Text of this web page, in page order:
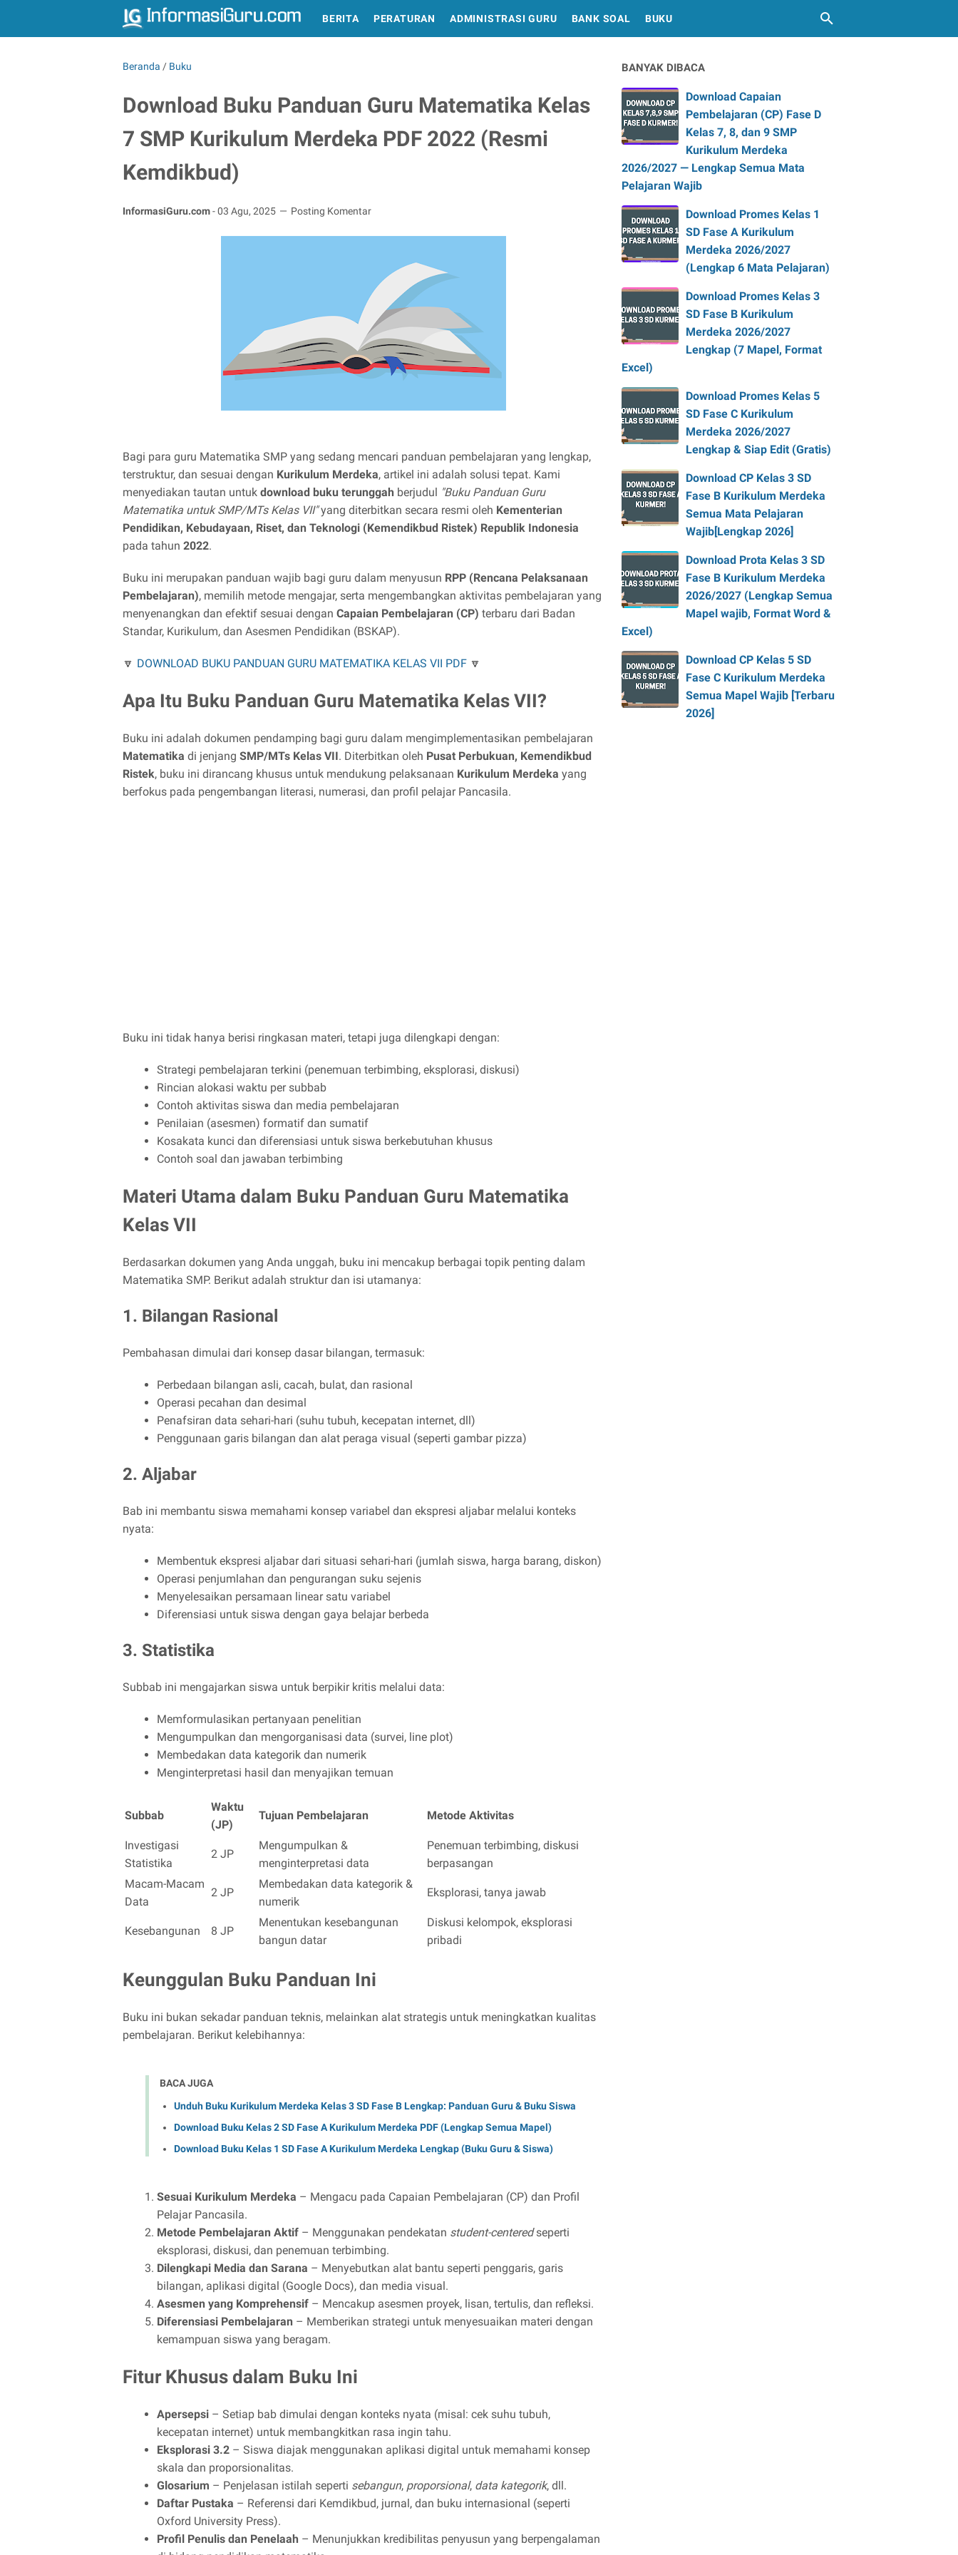
BERITA PERATURAN ADMINISTRASI GURU BANK SOAL BUKU
Beranda / Buku
Download Buku Panduan Guru Matematika Kelas
7 SMP Kurikulum Merdeka PDF 2022 (Resmi
Kemdikbud)
InformasiGuru.com-03 Agu, 2025 Posting Komentar
Bagi para guru Matematika SMP yang sedang mencari panduan pembelajaran yang lengkap,
terstruktur, dan sesuai dengan Kurikulum Merdeka, artikel ini adalah solusi tepat. Kami
menyediakan tautan untuk download buku terunggah berjudul "Buku Panduan Guru
Matematika untuk SMP/MTs Kelas VII"yang diterbitkan secara resmi oleh Kementerian
Pendidikan, Kebudayaan, Riset, dan Teknologi (Kemendikbud Ristek) Republik Indonesia
pada tahun 2022.
Buku ini merupakan panduan wajib bagi guru dalam menyusun RPP (Rencana Pelaksanaan
Pembelajaran), memilih metode mengajar, serta mengembangkan aktivitas pembelajaran yang
menyenangkan dan efektif sesuai dengan Capaian Pembelajaran (CP) terbaru dari Badan
Standar, Kurikulum, dan Asesmen Pendidikan (BSKAP).
🔽 DOWNLOAD BUKU PANDUAN GURU MATEMATIKA KELAS VII PDF 🔽
Apa Itu Buku Panduan Guru Matematika Kelas VII?
Buku ini adalah dokumen pendamping bagi guru dalam mengimplementasikan pembelajaran
Matematika di jenjang SMP/MTs Kelas VII. Diterbitkan oleh Pusat Perbukuan, Kemendikbud
Ristek, buku ini dirancang khusus untuk mendukung pelaksanaan Kurikulum Merdeka yang
berfokus pada pengembangan literasi, numerasi, dan profil pelajar Pancasila.
Buku ini tidak hanya berisi ringkasan materi, tetapi juga dilengkapi dengan:
Strategi pembelajaran terkini (penemuan terbimbing, eksplorasi, diskusi)
Rincian alokasi waktu per subbab
Contoh aktivitas siswa dan media pembelajaran
Penilaian (asesmen) formatif dan sumatif
Kosakata kunci dan diferensiasi untuk siswa berkebutuhan khusus
Contoh soal dan jawaban terbimbing
Materi Utama dalam Buku Panduan Guru Matematika
Kelas VII
Berdasarkan dokumen yang Anda unggah, buku ini mencakup berbagai topik penting dalam
Matematika SMP. Berikut adalah struktur dan isi utamanya:
1. Bilangan Rasional
Pembahasan dimulai dari konsep dasar bilangan, termasuk:
Perbedaan bilangan asli, cacah, bulat, dan rasional
Operasi pecahan dan desimal
Penafsiran data sehari-hari (suhu tubuh, kecepatan internet, dll)
Penggunaan garis bilangan dan alat peraga visual (seperti gambar pizza)
2. Aljabar
Bab ini membantu siswa memahami konsep variabel dan ekspresi aljabar melalui konteks
nyata:
Membentuk ekspresi aljabar dari situasi sehari-hari (jumlah siswa, harga barang, diskon)
Operasi penjumlahan dan pengurangan suku sejenis
Menyelesaikan persamaan linear satu variabel
Diferensiasi untuk siswa dengan gaya belajar berbeda
3. Statistika
Subbab ini mengajarkan siswa untuk berpikir kritis melalui data:
Memformulasikan pertanyaan penelitian
Mengumpulkan dan mengorganisasi data (survei, line plot)
Membedakan data kategorik dan numerik
Menginterpretasi hasil dan menyajikan temuan
Subbab
Waktu
(JP)
Tujuan Pembelajaran Metode Aktivitas
Investigasi
Statistika
2 JP
Mengumpulkan &
menginterpretasi data
Penemuan terbimbing, diskusi
berpasangan
Macam-Macam
Data
2 JP
Membedakan data kategorik &
numerik
Eksplorasi, tanya jawab
Kesebangunan 8 JP
Menentukan kesebangunan
bangun datar
Diskusi kelompok, eksplorasi
pribadi
Keunggulan Buku Panduan Ini
Buku ini bukan sekadar panduan teknis, melainkan alat strategis untuk meningkatkan kualitas
pembelajaran. Berikut kelebihannya:
BACA JUGA
Unduh Buku Kurikulum Merdeka Kelas 3 SD Fase B Lengkap: Panduan Guru & Buku Siswa
Download Buku Kelas 2 SD Fase A Kurikulum Merdeka PDF (Lengkap Semua Mapel)
Download Buku Kelas 1 SD Fase A Kurikulum Merdeka Lengkap (Buku Guru & Siswa)
Sesuai Kurikulum Merdeka – Mengacu pada Capaian Pembelajaran (CP) dan Profil
Pelajar Pancasila.
Metode Pembelajaran Aktif – Menggunakan pendekatan student-centeredseperti
eksplorasi, diskusi, dan penemuan terbimbing.
Dilengkapi Media dan Sarana – Menyebutkan alat bantu seperti penggaris, garis
bilangan, aplikasi digital (Google Docs), dan media visual.
Asesmen yang Komprehensif – Mencakup asesmen proyek, lisan, tertulis, dan refleksi.
Diferensiasi Pembelajaran – Memberikan strategi untuk menyesuaikan materi dengan
kemampuan siswa yang beragam.
Fitur Khusus dalam Buku Ini
Apersepsi – Setiap bab dimulai dengan konteks nyata (misal: cek suhu tubuh,
kecepatan internet) untuk membangkitkan rasa ingin tahu.
Eksplorasi 3.2 – Siswa diajak menggunakan aplikasi digital untuk memahami konsep
skala dan proporsionalitas.
Glosarium – Penjelasan istilah seperti sebangun, proporsional, data kategorik, dll.
Daftar Pustaka – Referensi dari Kemdikbud, jurnal, dan buku internasional (seperti
Oxford University Press).
Profil Penulis dan Penelaah – Menunjukkan kredibilitas penyusun yang berpengalaman
BANYAK DIBACA
Download Capaian
Pembelajaran (CP) Fase D
Kelas 7, 8, dan 9 SMP
Kurikulum Merdeka
2026/2027 — Lengkap Semua Mata
Pelajaran Wajib
Download Promes Kelas 1
SD Fase A Kurikulum
Merdeka 2026/2027
(Lengkap 6 Mata Pelajaran)
Download Promes Kelas 3
SD Fase B Kurikulum
Merdeka 2026/2027
Lengkap (7 Mapel, Format
Excel)
Download Promes Kelas 5
SD Fase C Kurikulum
Merdeka 2026/2027
Lengkap & Siap Edit (Gratis)
Download CP Kelas 3 SD
Fase B Kurikulum Merdeka
Semua Mata Pelajaran
Wajib[Lengkap 2026]
Download Prota Kelas 3 SD
Fase B Kurikulum Merdeka
2026/2027 (Lengkap Semua
Mapel wajib, Format Word &
Excel)
Download CP Kelas 5 SD
Fase C Kurikulum Merdeka
Semua Mapel Wajib [Terbaru
2026]